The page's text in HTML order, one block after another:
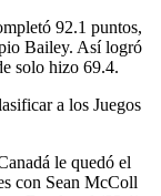
92.1 puntos,
Bailey. Así logró
solo hizo 69.4.
a los Juegos
le quedó el
con Sean McColl